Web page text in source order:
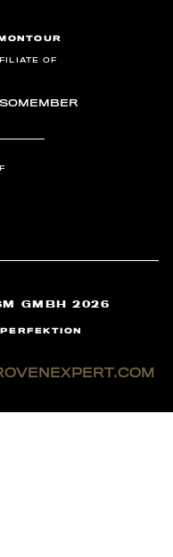
OF
GMBH 2026